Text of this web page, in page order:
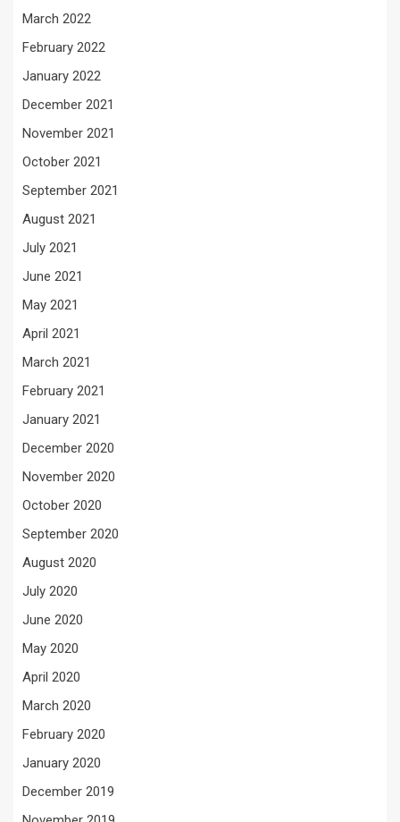
March 2022
February 2022
January 2022
December 2021
November 2021
October 2021
September 2021
August 2021
July 2021
June 2021
May 2021
April 2021
March 2021
February 2021
January 2021
December 2020
November 2020
October 2020
September 2020
August 2020
July 2020
June 2020
May 2020
April 2020
March 2020
February 2020
January 2020
December 2019